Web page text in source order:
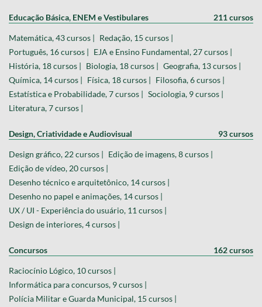
Educação Básica, ENEM e Vestibulares 211 cursos
Matemática, 43 cursos | Redação, 15 cursos |
Português, 16 cursos | EJA e Ensino Fundamental, 27 cursos |
História, 18 cursos | Biologia, 18 cursos | Geografia, 13 cursos |
Química, 14 cursos | Física, 18 cursos | Filosofia, 6 cursos |
Estatística e Probabilidade, 7 cursos | Sociologia, 9 cursos |
Literatura, 7 cursos |
Design, Criatividade e Audiovisual 93 cursos
Design gráfico, 22 cursos | Edição de imagens, 8 cursos |
Edição de vídeo, 20 cursos |
Desenho técnico e arquitetônico, 14 cursos |
Desenho no papel e animações, 14 cursos |
UX / UI - Experiência do usuário, 11 cursos |
Design de interiores, 4 cursos |
Concursos 162 cursos
Raciocínio Lógico, 10 cursos |
Informática para concursos, 9 cursos |
Polícia Militar e Guarda Municipal, 15 cursos |